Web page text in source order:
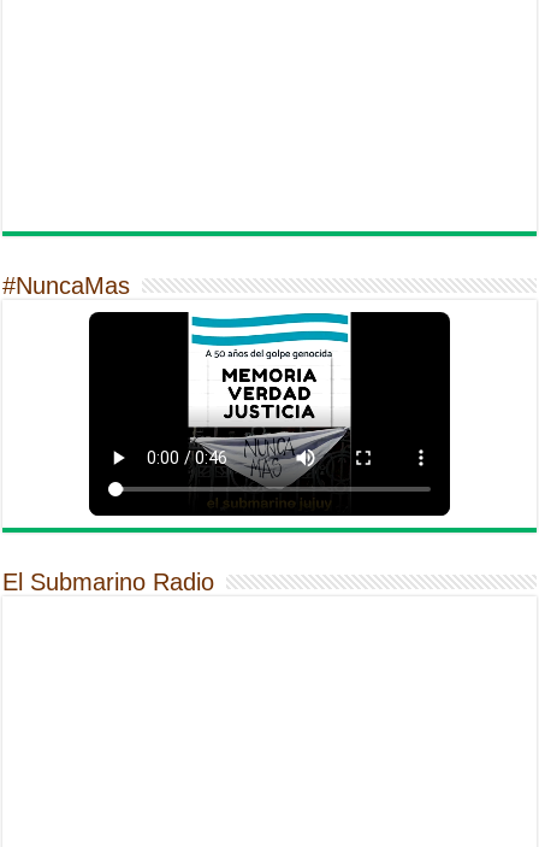
#NuncaMas
El Submarino Radio